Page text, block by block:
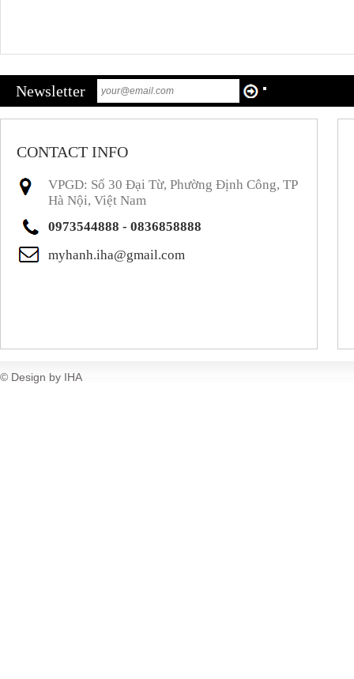
Newsletter
CONTACT INFO
VPGD: Số 30 Đại Từ, Phường Định Công, TP
Hà Nội, Việt Nam
0973544888 - 0836858888
myhanh.iha@gmail.com
© Design by IHA